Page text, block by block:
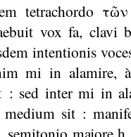
tetrachordo
vox fa,
intentionis
mi in
: sed inter mi in
sit :